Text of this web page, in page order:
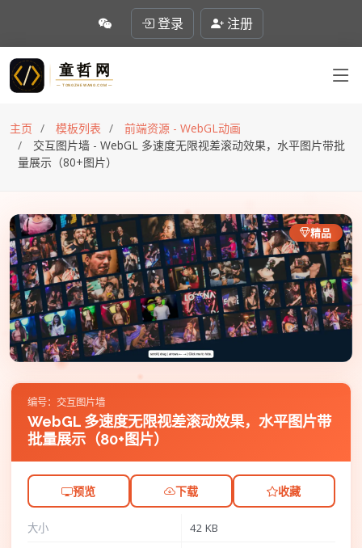
登录 注册
主页 模板列表
前端资源 - WebGL动画
交互图片墙 - WebGL 多速度无限视差滚动效果，水平图片带批
量展示（80+图片）
精品
编号：交互图片墙
WebGL 多速度无限视差滚动效果，水平图片带
批量展示（80+图片）
预览 下载 收藏
大小
42 KB